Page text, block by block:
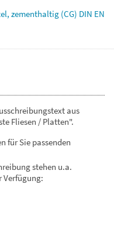
zementhaltig (CG) DIN EN
aus
Fliesen / Platten".
für Sie passenden
stehen u.a.
Verfügung: